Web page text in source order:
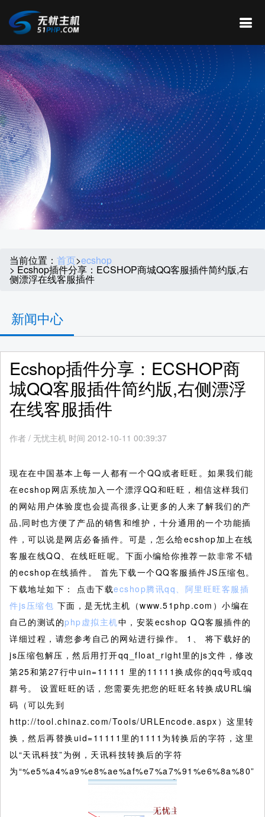
当前位置： 首页>ecshop
> Ecshop插件分享：ECSHOP商城QQ客服插件简约版,右
侧漂浮在线客服插件
新闻中心
Ecshop插件分享：ECSHOP商
城QQ客服插件简约版,右侧漂浮
在线客服插件
作者 / 无忧主机 时间 2012-10-11 00:39:37
现在在中国基本上每一人都有一个QQ或者旺旺。如果我们能
在ecshop网店系统加入一个漂浮QQ和旺旺，相信这样我们
的网站用户体验度也会提高很多,让更多的人来了解我们的产
品,同时也方便了产品的销售和维护，十分通用的一个功能插
件，可以说是网店必备插件。可是，怎么给ecshop加上在线
客服在线QQ、在线旺旺呢。下面小编给你推荐一款非常不错
的ecshop在线插件。 首先下载一个QQ客服插件JS压缩包。
下载地址如下： 点击下载ecshop腾讯qq、阿里旺旺客服插
件js压缩包 下面，是无忧主机（www.51php.com）小编在
自己的测试的php虚拟主机中，安装ecshop QQ客服插件的
详细过程，请您参考自己的网站进行操作。 1、 将下载好的
js压缩包解压，然后用打开qq_float_right里的js文件，修改
第25和第27行中uin=11111 里的11111换成你的qq号或qq
群号。 设置旺旺的话，您需要先把您的旺旺名转换成URL编
码（可以先到
http://tool.chinaz.com/Tools/URLEncode.aspx）这里转
换，然后再替换uid=11111里的1111为转换后的字符，这里
以“天讯科技”为例，天讯科技转换后的字符
为“%e5%a4%a9%e8%ae%af%e7%a7%91%e6%8a%80”